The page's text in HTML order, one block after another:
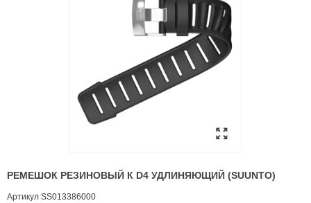
РЕМЕШОК РЕЗИНОВЫЙ К D4 УДЛИНЯЮЩИЙ (SUUNTO)
Артикул SS013386000